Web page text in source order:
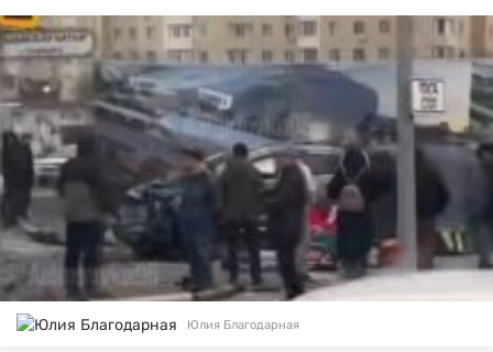
Юлия Благодарная